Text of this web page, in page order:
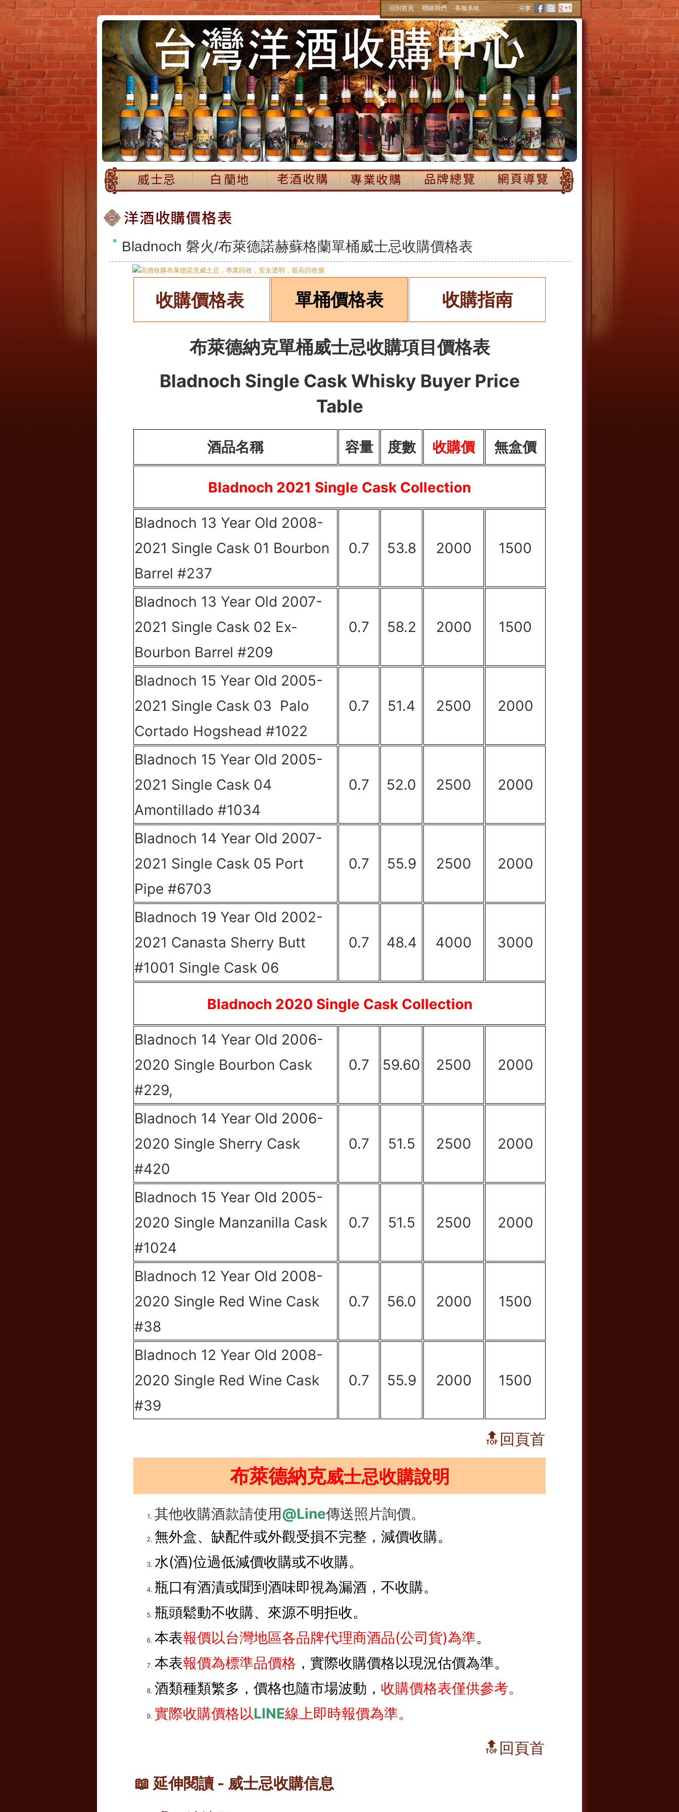
‧回到首頁 ‧聯絡我們 ‧客服系統
Bladnoch 磐火/布萊德諾赫蘇格蘭單桶威士忌收購價格表
收購價格表 單桶價格表 收購指南
布萊德納克單桶威士忌收購項目價格表
Bladnoch Single Cask Whisky Buyer Price
Table
酒品名稱 容量 度數 收購價 無盒價
Bladnoch 2021 Single Cask Collection
Bladnoch 13 Year Old 2008-
2021 Single Cask 01 Bourbon
Barrel #237
0.7 53.8 2000 1500
Bladnoch 13 Year Old 2007-
2021 Single Cask 02 Ex-
Bourbon Barrel #209
0.7 58.2 2000 1500
Bladnoch 15 Year Old 2005-
2021 Single Cask 03 Palo
Cortado Hogshead #1022
0.7 51.4 2500 2000
Bladnoch 15 Year Old 2005-
2021 Single Cask 04
Amontillado #1034
0.7 52.0 2500 2000
Bladnoch 14 Year Old 2007-
2021 Single Cask 05 Port
Pipe #6703
0.7 55.9 2500 2000
Bladnoch 19 Year Old 2002-
2021 Canasta Sherry Butt
#1001 Single Cask 06
0.7 48.4 4000 3000
Bladnoch 2020 Single Cask Collection
Bladnoch 14 Year Old 2006-
2020 Single Bourbon Cask
#229,
0.7 59.60 2500 2000
Bladnoch 14 Year Old 2006-
2020 Single Sherry Cask
#420
0.7 51.5 2500 2000
Bladnoch 15 Year Old 2005-
2020 Single Manzanilla Cask
#1024
0.7 51.5 2500 2000
Bladnoch 12 Year Old 2008-
2020 Single Red Wine Cask
#38
0.7 56.0 2000 1500
Bladnoch 12 Year Old 2008-
2020 Single Red Wine Cask
#39
0.7 55.9 2000 1500
🔝回頁首
布萊德納克威士忌收購說明
其他收購酒款請使用@Line傳送照片詢價。
無外盒、缺配件或外觀受損不完整，減價收購。
水(酒)位過低減價收購或不收購。
瓶口有酒漬或聞到酒味即視為漏酒，不收購。
瓶頭鬆動不收購、來源不明拒收。
本表報價以台灣地區各品牌代理商酒品(公司貨)為準。
本表報價為標準品價格 ，實際收購價格以現況估價為準。
酒類種類繁多，價格也隨市場波動， 收購價格表僅供參考。
實際收購價格以LINE線上即時報價為準。
🔝回頁首
📖 延伸閱讀 - 威士忌收購信息